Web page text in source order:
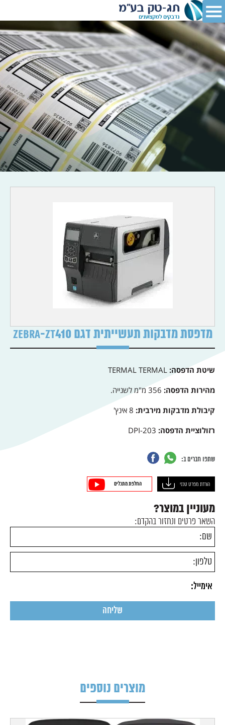
מדפסת מדבקות תעשייתית דגם ZEBRA-ZT410
שיטת הדפסה:
מהירות הדפסה:
קיבולת מדבקות מירבית:
רזולוציית הדפסה:
שתפו חברים ב:
הורדת מפרט טכני החלפת מתכלים
מעוניין במוצר?
השאר פרטים ונחזור בהקדם:
מוצרים נוספים